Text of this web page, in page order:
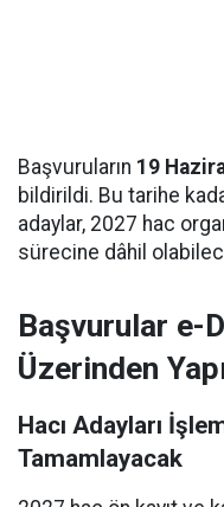
Başvuruların 19
bildirildi. Bu tarihe
adaylar, 2027 hac
sürecine dâhil
Başvurular e-
Üzerinden
Hacı Adayları
Tamamlayacak